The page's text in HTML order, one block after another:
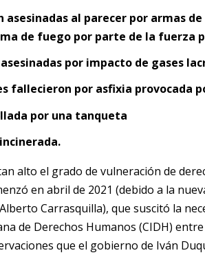
asesinadas al parecer por armas
de fuego por parte de la fuerza
por impacto de gases
fallecieron por asfixia provocada
por una tanqueta
alto el grado de vulneración de
en abril de 2021 (debido a la
Carrasquilla), que suscitó la
de Derechos Humanos (CIDH)
que el gobierno de Iván